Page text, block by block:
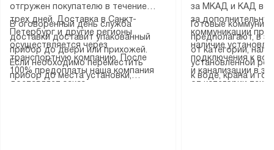
отгружен покупателю в течение
трех дней. Доставка в Санкт-
Петербург и другие регионы
осуществляется через
транспортную компанию. После
100% предоплаты наша компания
доставляет заказ
В оговоренный день служба
доставки доставит упакованный
прибор до двери или прихожей.
Если необходимо переместить
прибор до места установки,
за МКАД и КАД
за
коммуникации
наличие
подключения к
и канализации в
от категории
Готовые
предполагают, в
от категории,
установленной
к воде, крана и